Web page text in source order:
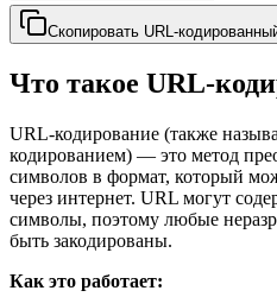
Скопировать URL-
Что такое URL-
URL-кодирование (также
кодированием) — это метод
символов в формат, который
через интернет. URL могут
символы, поэтому любые
быть закодированы.
Как это работает: